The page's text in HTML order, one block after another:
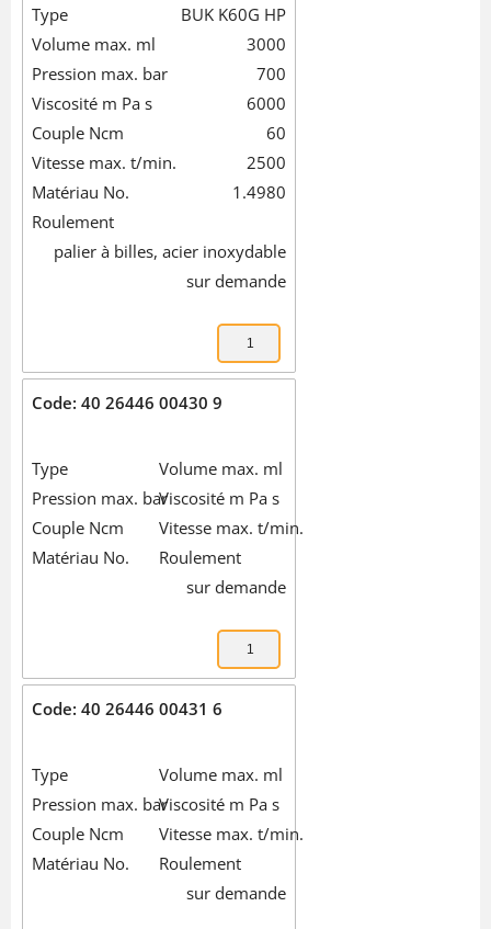
Type
BUK K60G HP
Volume max. ml
3000
Pression max. bar
700
Viscosité m Pa s
6000
Couple Ncm
60
Vitesse max. t/min.
2500
Matériau No.
1.4980
Roulement
palier à billes, acier inoxydable
sur demande
Code: 40 26446 00430 9
Type
Volume max. ml
Pression max. barViscosité m Pa s
Couple Ncm
Vitesse max. t/min.
Matériau No.
Roulement
sur demande
Code: 40 26446 00431 6
Type
Volume max. ml
Pression max. barViscosité m Pa s
Couple Ncm
Vitesse max. t/min.
Matériau No.
Roulement
sur demande